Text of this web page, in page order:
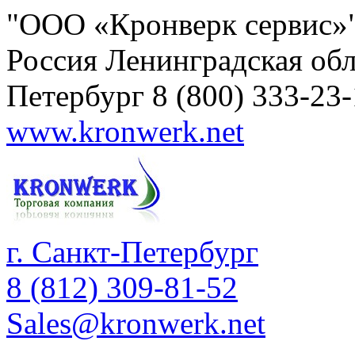
"ООО «Кронверк
Россия Ленинградская
Петербург 8 (800) 333-
www.kronwerk.net
г. Санкт-Петербург
8 (812) 309-81-52
Sales@kronwerk.net